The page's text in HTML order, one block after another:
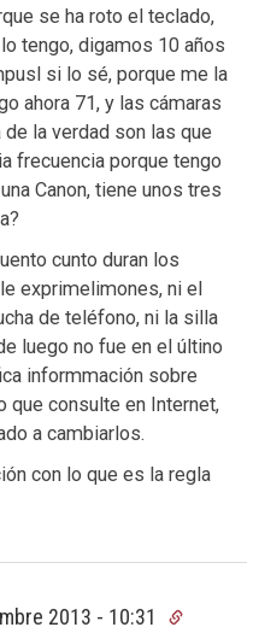
se ha roto el teclado,
tengo, digamos 10 años
si lo sé, porque me la
ahora 71, y las cámaras
la verdad son las que
frecuencia porque tengo
Canon, tiene unos tres
cunto duran los
exprimelimones, ni el
de teléfono, ni la silla
luego no fue en el últino
informmación sobre
consulte en Internet,
a cambiarlos.
con lo que es la regla
2013 - 10:31